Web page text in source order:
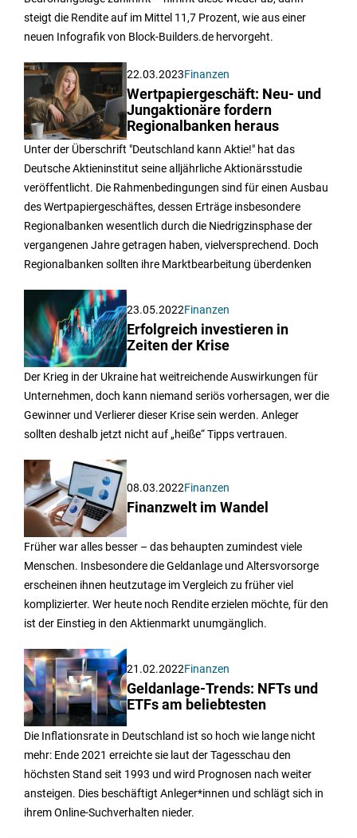
steigt die Rendite auf im Mittel 11,7 Prozent, wie aus einer
neuen Infografik von Block-Builders.de hervorgeht.
22.03.2023Finanzen
Wertpapiergeschäft: Neu- und
Jungaktionäre fordern
Regionalbanken heraus
Unter der Überschrift "Deutschland kann Aktie!" hat das
Deutsche Aktieninstitut seine alljährliche Aktionärsstudie
veröffentlicht. Die Rahmenbedingungen sind für einen Ausbau
des Wertpapiergeschäftes, dessen Erträge insbesondere
Regionalbanken wesentlich durch die Niedrigzinsphase der
vergangenen Jahre getragen haben, vielversprechend. Doch
Regionalbanken sollten ihre Marktbearbeitung überdenken
23.05.2022Finanzen
Erfolgreich investieren in
Zeiten der Krise
Der Krieg in der Ukraine hat weitreichende Auswirkungen für
Unternehmen, doch kann niemand seriös vorhersagen, wer die
Gewinner und Verlierer dieser Krise sein werden. Anleger
sollten deshalb jetzt nicht auf „heiße“ Tipps vertrauen.
08.03.2022Finanzen
Finanzwelt im Wandel
Früher war alles besser – das behaupten zumindest viele
Menschen. Insbesondere die Geldanlage und Altersvorsorge
erscheinen ihnen heutzutage im Vergleich zu früher viel
komplizierter. Wer heute noch Rendite erzielen möchte, für den
ist der Einstieg in den Aktienmarkt unumgänglich.
21.02.2022Finanzen
Geldanlage-Trends: NFTs und
ETFs am beliebtesten
Die Inflationsrate in Deutschland ist so hoch wie lange nicht
mehr: Ende 2021 erreichte sie laut der Tagesschau den
höchsten Stand seit 1993 und wird Prognosen nach weiter
ansteigen. Dies beschäftigt Anleger*innen und schlägt sich in
ihrem Online-Suchverhalten nieder.